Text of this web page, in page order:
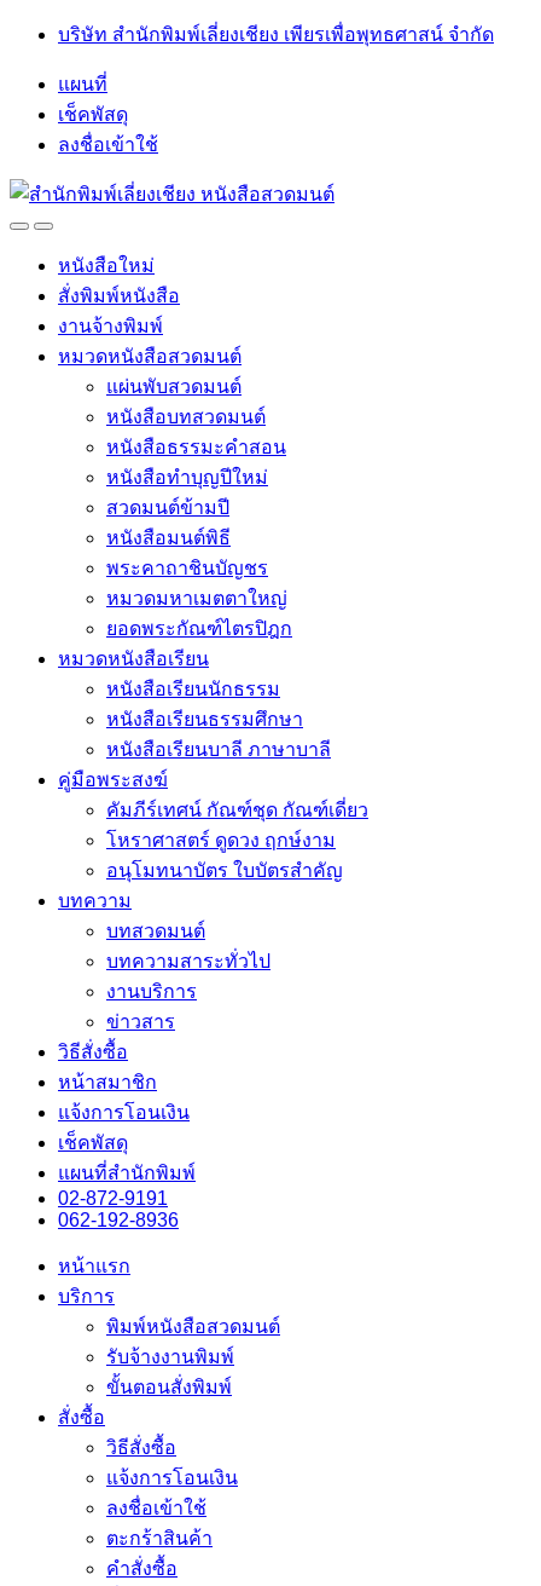
Skip
navigation
Skip
บริษัท สำนักพิมพ์เลี่ยงเชียง เพียรเพื่อพุทธศาสน์ จำกัด
แผนที่
เช็คพัสดุ
ลงชื่อเข้าใช้
OpenClose
หนังสือใหม่
สั่งพิมพ์หนังสือ
งานจ้างพิมพ์
หมวดหนังสือสวดมนต์
แผ่นพับสวดมนต์
หนังสือบทสวดมนต์
หนังสือธรรมะคำสอน
หนังสือทำบุญปีใหม่
สวดมนต์ข้ามปี
หนังสือมนต์พิธี
พระคาถาชินบัญชร
หมวดมหาเมตตาใหญ่
ยอดพระกัณฑ์ไตรปิฎก
หมวดหนังสือเรียน
หนังสือเรียนนักธรรม
หนังสือเรียนธรรมศึกษา
หนังสือเรียนบาลี ภาษาบาลี
คู่มือพระสงฆ์
คัมภีร์เทศน์ กัณฑ์ชุด กัณฑ์เดี่ยว
โหราศาสตร์ ดูดวง ฤกษ์งาม
อนุโมทนาบัตร ใบบัตรสำคัญ
บทความ
บทสวดมนต์
บทความสาระทั่วไป
งานบริการ
ข่าวสาร
วิธีสั่งซื้อ
หน้าสมาชิก
แจ้งการโอนเงิน
เช็คพัสดุ
แผนที่สำนักพิมพ์
02-872-9191
062-192-8936
หน้าแรก
บริการ
พิมพ์หนังสือสวดมนต์
รับจ้างงานพิมพ์
ขั้นตอนสั่งพิมพ์
สั่งซื้อ
วิธีสั่งซื้อ
แจ้งการโอนเงิน
ลงชื่อเข้าใช้
ตะกร้าสินค้า
คำสั่งซื้อ